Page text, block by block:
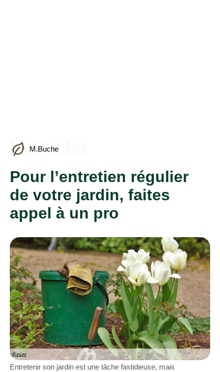
M.Buche
M.Buche
Pour l’entretien régulier
de votre jardin, faites
appel à un pro
Entretenir son jardin est une tâche fastidieuse, mais